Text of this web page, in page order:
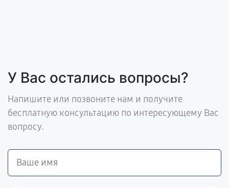
У Вас остались вопросы?
Напишите или позвоните нам и получите
бесплатную консультацию по интересующему Вас
вопросу.